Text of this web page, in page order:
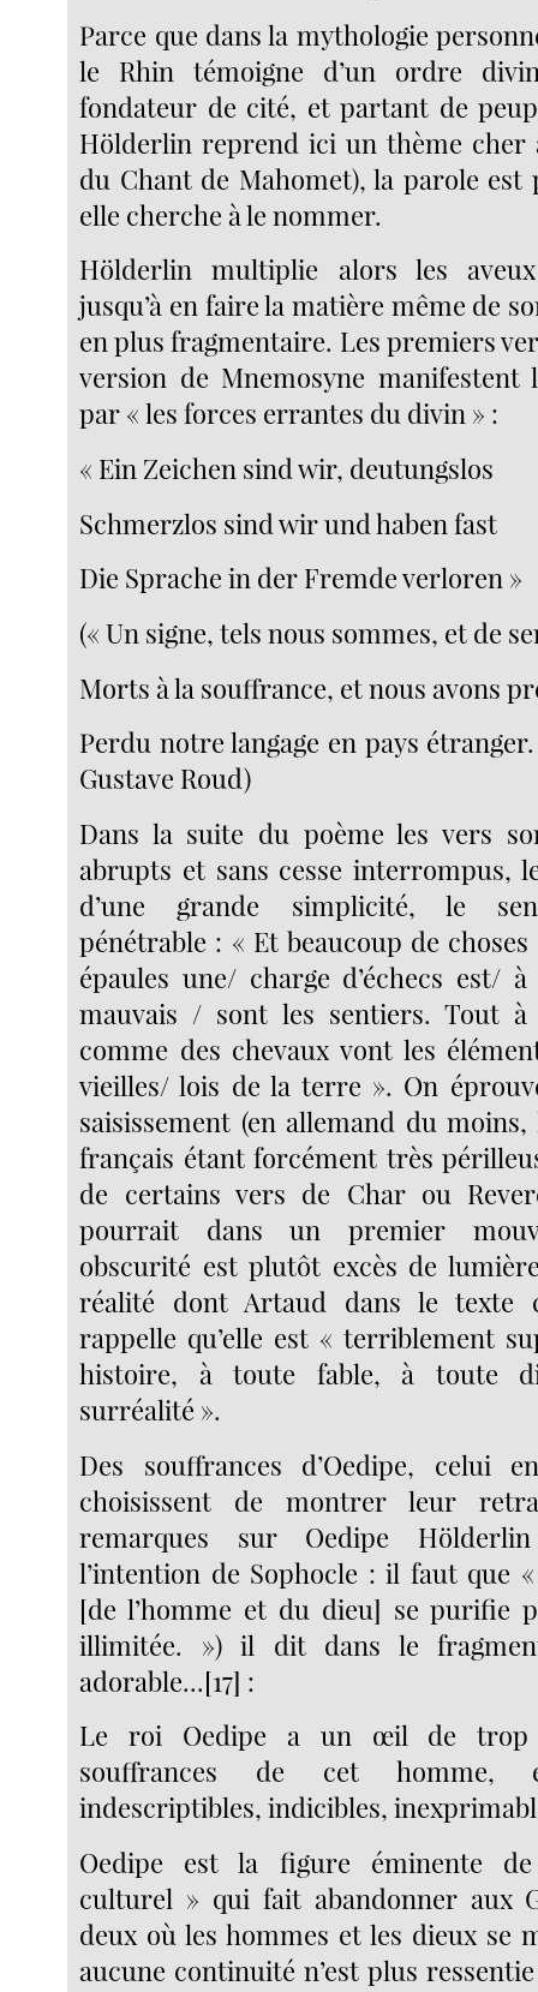
Parce que dans la mythologie
le Rhin témoigne d’un ordre
fondateur de cité, et partant de
Hölderlin reprend ici un thème cher
du Chant de Mahomet), la parole est
elle cherche à le nommer.
Hölderlin multiplie alors les aveux
jusqu’à en faire la matière même de
en plus fragmentaire. Les premiers
version de Mnemosyne manifestent
par « les forces errantes du divin » :
« Ein Zeichen sind wir, deutungslos
Schmerzlos sind wir und haben fast
Die Sprache in der Fremde verloren »
(« Un signe, tels nous sommes, et de
Morts à la souffrance, et nous avons
Perdu notre langage en pays
Gustave Roud)
Dans la suite du poème les vers
abrupts et sans cesse interrompus,
d’une grande simplicité, le
pénétrable : « Et beaucoup de
épaules une/ charge d’échecs est/
mauvais / sont les sentiers. Tout
comme des chevaux vont les
vieilles/ lois de la terre ». On
saisissement (en allemand du
français étant forcément très
de certains vers de Char ou
pourrait dans un premier
obscurité est plutôt excès de
réalité dont Artaud dans le texte
rappelle qu’elle est « terriblement
histoire, à toute fable, à toute
surréalité ».
Des souffrances d’Oedipe, celui
choisissent de montrer leur
remarques sur Oedipe
l’intention de Sophocle : il faut que
[de l’homme et du dieu] se purifie
illimitée. ») il dit dans le
adorable...[17] :
Le roi Oedipe a un œil de trop
souffrances de cet homme,
indescriptibles, indicibles,
Oedipe est la figure éminente
culturel » qui fait abandonner aux
deux où les hommes et les dieux se
aucune continuité n’est plus